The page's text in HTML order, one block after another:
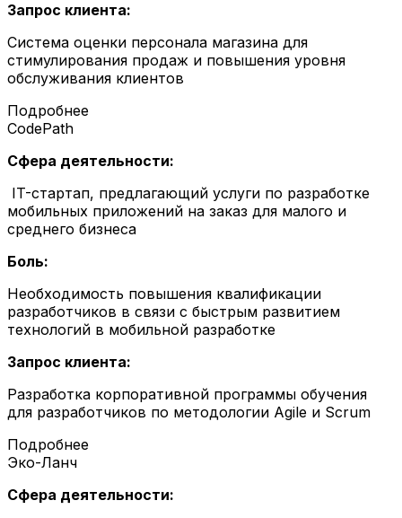
Запрос клиента:
Система оценки персонала магазина для
стимулирования продаж и повышения уровня
обслуживания клиентов
Подробнее
CodePath
Сфера деятельности:
IT-стартап, предлагающий услуги по разработке
мобильных приложений на заказ для малого и
среднего бизнеса
Боль:
Необходимость повышения квалификации
разработчиков в связи с быстрым развитием
технологий в мобильной разработке
Запрос клиента:
Разработка корпоративной программы обучения
для разработчиков по методологии Agile и Scrum
Подробнее
Эко-Ланч
Сфера деятельности: